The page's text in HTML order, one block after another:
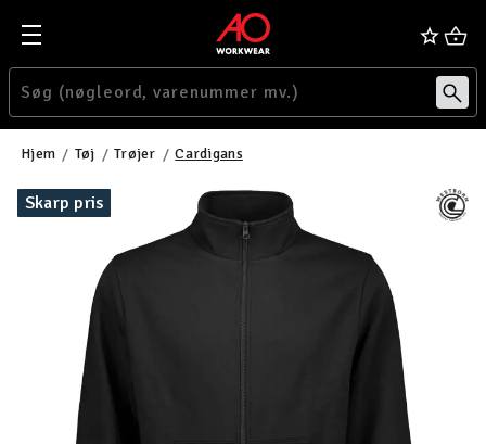
Hjem Tøj Trøjer Cardigans
Skarp pris